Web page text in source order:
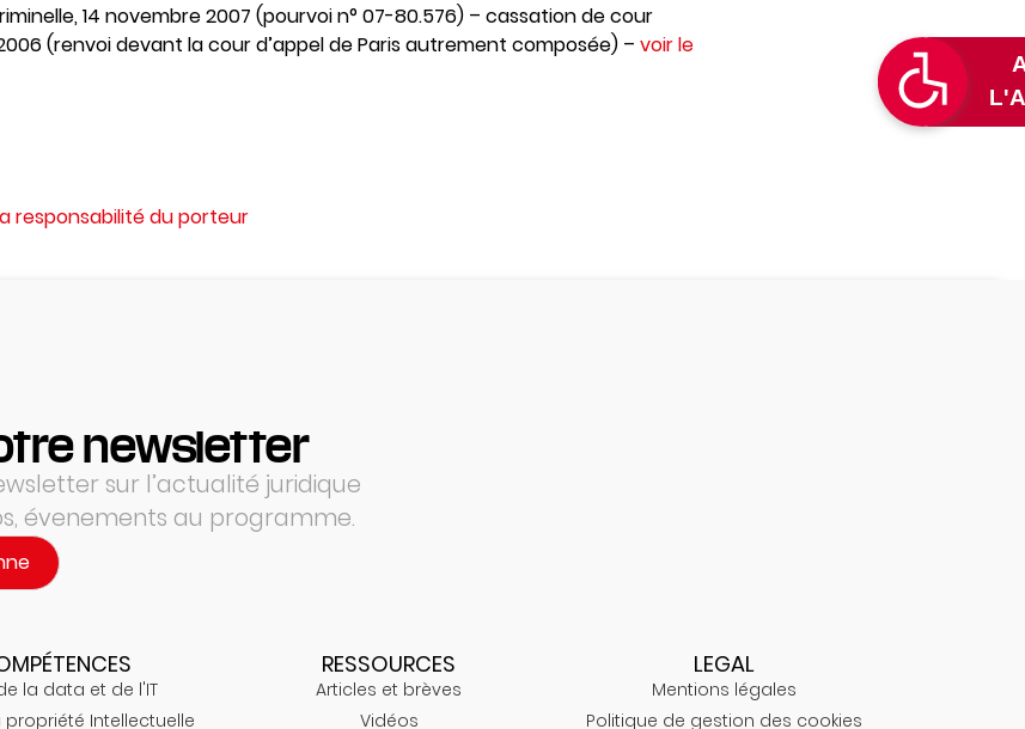
14 novembre 2007 (pourvoi n° 07-80.576) – cassation de cour
(renvoi devant la cour d’appel de Paris autrement composée) – voir le
responsabilité du porteur
newsletter
sur l’actualité juridique
évenements au programme.
la data et de l'IT
propriété Intellectuelle
RESSOURCES
Articles et brèves
Vidéos
LEGAL
Mentions légales
Politique de gestion des cookies